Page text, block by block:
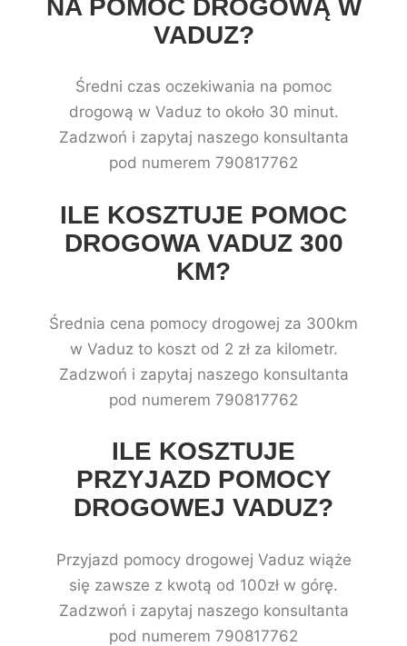
NA POMOC DROGOWĄ W
VADUZ?
Średni czas oczekiwania na pomoc
drogową w Vaduz to około 30 minut.
Zadzwoń i zapytaj naszego konsultanta
pod numerem 790817762
ILE KOSZTUJE POMOC
DROGOWA VADUZ 300
KM?
Średnia cena pomocy drogowej za 300km
w Vaduz to koszt od 2 zł za kilometr.
Zadzwoń i zapytaj naszego konsultanta
pod numerem 790817762
ILE KOSZTUJE
PRZYJAZD POMOCY
DROGOWEJ VADUZ?
Przyjazd pomocy drogowej Vaduz wiąże
się zawsze z kwotą od 100zł w górę.
Zadzwoń i zapytaj naszego konsultanta
pod numerem 790817762